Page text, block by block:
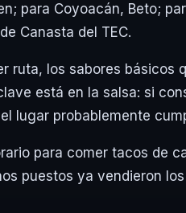
para Coyoacán, Beto;
Canasta del TEC.
ruta, los sabores básicos
está en la salsa: si
lugar probablemente
para comer tacos de
puestos ya vendieron